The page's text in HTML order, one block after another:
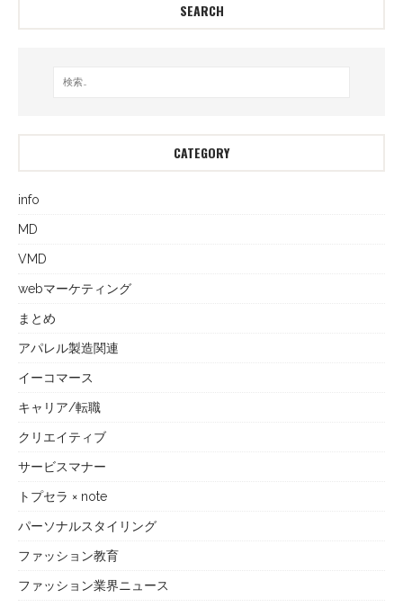
SEARCH
CATEGORY
info
MD
VMD
webマーケティング
まとめ
アパレル製造関連
イーコマース
キャリア/転職
クリエイティブ
サービスマナー
トプセラ × note
パーソナルスタイリング
ファッション教育
ファッション業界ニュース